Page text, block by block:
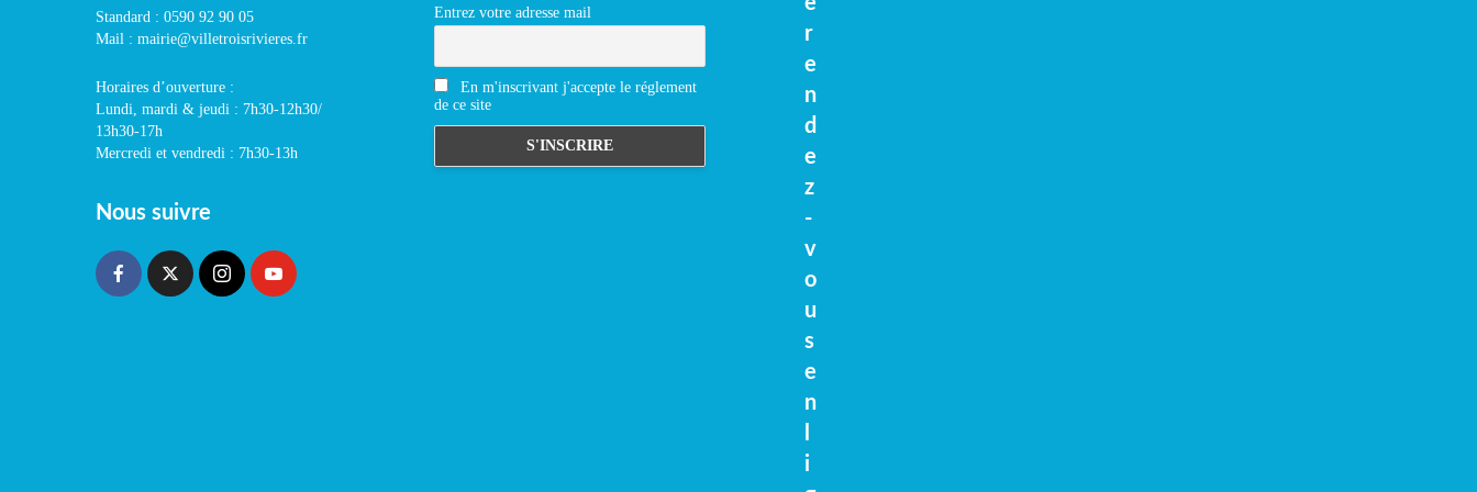
Standard : 0590 92 90 05
Mail : mairie@villetroisrivieres.fr
Horaires d’ouverture :
Lundi, mardi & jeudi : 7h30-12h30/
13h30-17h
Mercredi et vendredi : 7h30-13h
Nous suivre
Entrez votre adresse mail
En m'inscrivant j'accepte le réglement
de ce site
r
e
n
d
e
z
-
v
o
u
s
e
n
i